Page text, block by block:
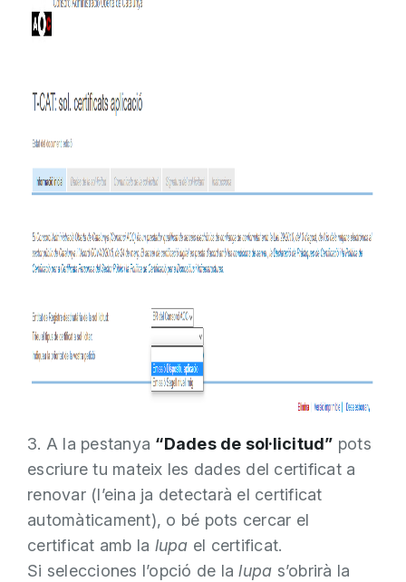
3. A la pestanya “Dades de sol·licitud” pots
escriure tu mateix les dades del certificat a
renovar (l’eina ja detectarà el certificat
automàticament), o bé pots cercar el
certificat amb la lupa el certificat.
Si selecciones l’opció de lalupa s’obrirà la